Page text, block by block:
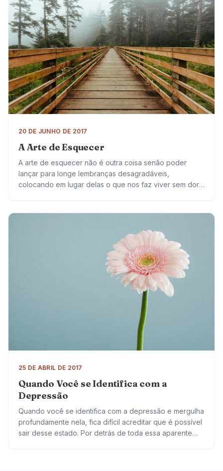
20 DE JUNHO DE 2017
A Arte de Esquecer
A arte de esquecer não é outra coisa senão poder
lançar para longe lembranças desagradáveis,
colocando em lugar delas o que nos faz viver sem dor.
25 DE ABRIL DE 2017
Quando Você se Identifica com a
Depressão
Quando você se identifica com a depressão e mergulha
profundamente nela, fica difícil acreditar que é possível
sair desse estado. Por detrás de toda essa aparente